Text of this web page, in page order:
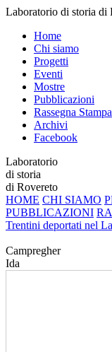
Laboratorio di storia di
Home
Chi siamo
Progetti
Eventi
Mostre
Pubblicazioni
Rassegna Stampa
Archivi
Facebook
Laboratorio
di storia
di Rovereto
HOME CHI SIAMO
PUBBLICAZIONI
Trentini deportati nel
Campregher
Ida